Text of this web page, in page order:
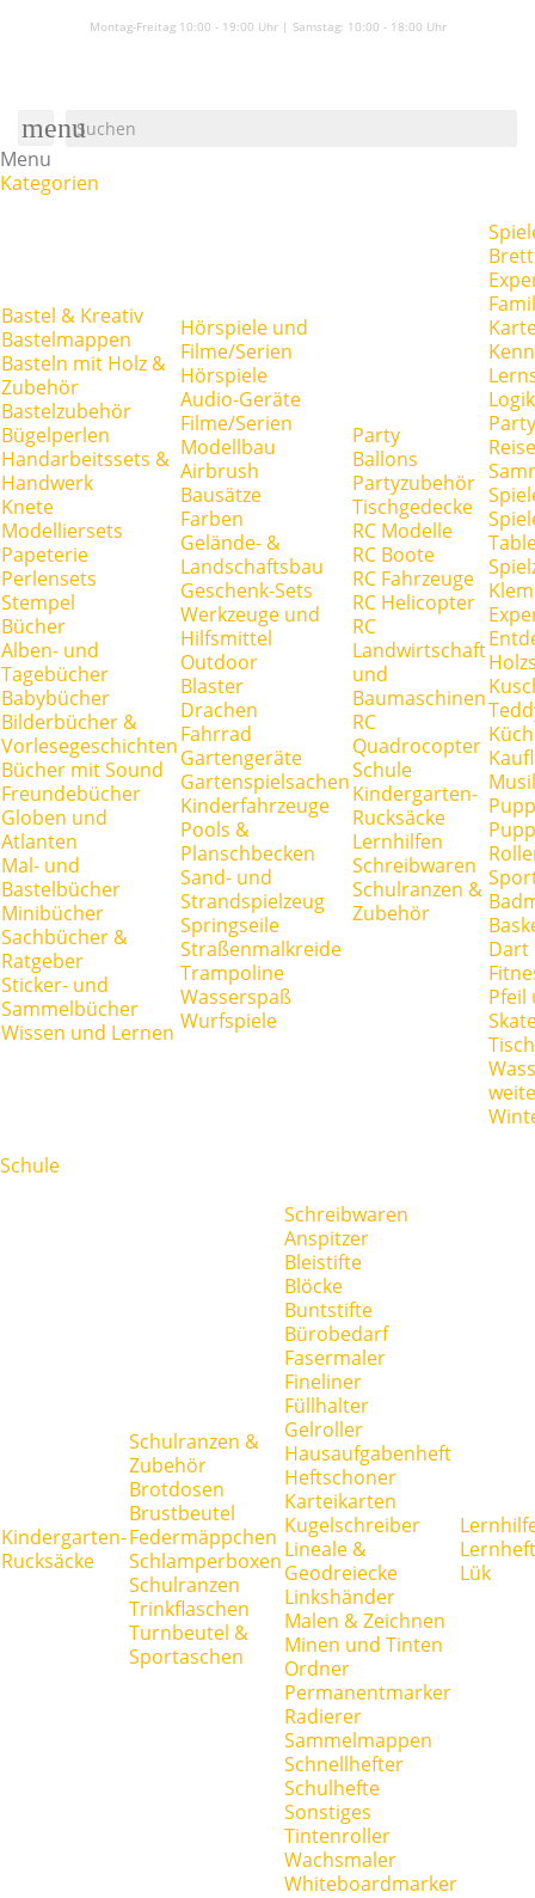
Montag-Freitag 10:00 - 19:00 Uhr | Samstag: 10:00 - 18:00 Uhr
menu
Menu
Kategorien
Bastel & Kreativ
Bastelmappen
Basteln mit Holz &
Zubehör
Bastelzubehör
Bügelperlen
Handarbeitssets &
Handwerk
Knete
Modelliersets
Papeterie
Perlensets
Stempel
Bücher
Alben- und
Tagebücher
Babybücher
Bilderbücher &
Vorlesegeschichten
Bücher mit Sound
Freundebücher
Globen und
Atlanten
Mal- und
Bastelbücher
Minibücher
Sachbücher &
Ratgeber
Sticker- und
Sammelbücher
Wissen und Lernen
Hörspiele und
Filme/Serien
Hörspiele
Audio-Geräte
Filme/Serien
Modellbau
Airbrush
Bausätze
Farben
Gelände- &
Landschaftsbau
Geschenk-Sets
Werkzeuge und
Hilfsmittel
Outdoor
Blaster
Drachen
Fahrrad
Gartengeräte
Gartenspielsachen
Kinderfahrzeuge
Pools &
Planschbecken
Sand- und
Strandspielzeug
Springseile
Straßenmalkreide
Trampoline
Wasserspaß
Wurfspiele
Party
Ballons
Partyzubehör
Tischgedecke
RC Modelle
RC Boote
RC Fahrzeuge
RC Helicopter
RC
Landwirtschaft
und
Baumaschinen
RC
Quadrocopter
Schule
Kindergarten-
Rucksäcke
Lernhilfen
Schreibwaren
Schulranzen &
Zubehör
Dart
Pfeil
Schule
Kindergarten-
Rucksäcke
Schulranzen &
Zubehör
Brotdosen
Brustbeutel
Federmäppchen
Schlamperboxen
Schulranzen
Trinkflaschen
Turnbeutel &
Sportaschen
Schreibwaren
Anspitzer
Bleistifte
Blöcke
Buntstifte
Bürobedarf
Fasermaler
Fineliner
Füllhalter
Gelroller
Hausaufgabenheft
Heftschoner
Karteikarten
Kugelschreiber
Lineale &
Geodreiecke
Linkshänder
Malen & Zeichnen
Minen und Tinten
Ordner
Permanentmarker
Radierer
Sammelmappen
Schnellhefter
Schulhefte
Sonstiges
Tintenroller
Wachsmaler
Whiteboardmarker
Lük